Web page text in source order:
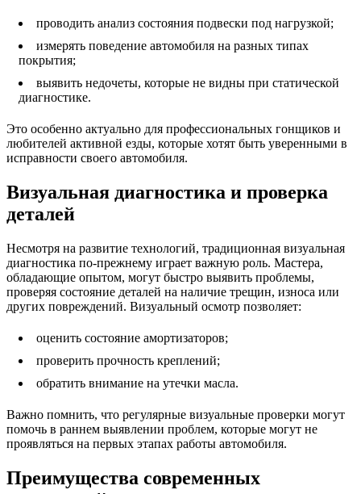
проводить анализ состояния подвески под нагрузкой;
измерять поведение автомобиля на разных типах
покрытия;
выявить недочеты, которые не видны при статической
диагностике.
Это особенно актуально для профессиональных гонщиков и
любителей активной езды, которые хотят быть уверенными в
исправности своего автомобиля.
Визуальная диагностика и проверка
деталей
Несмотря на развитие технологий, традиционная визуальная
диагностика по-прежнему играет важную роль. Мастера,
обладающие опытом, могут быстро выявить проблемы,
проверяя состояние деталей на наличие трещин, износа или
других повреждений. Визуальный осмотр позволяет:
оценить состояние амортизаторов;
проверить прочность креплений;
обратить внимание на утечки масла.
Важно помнить, что регулярные визуальные проверки могут
помочь в раннем выявлении проблем, которые могут не
проявляться на первых этапах работы автомобиля.
Преимущества современных